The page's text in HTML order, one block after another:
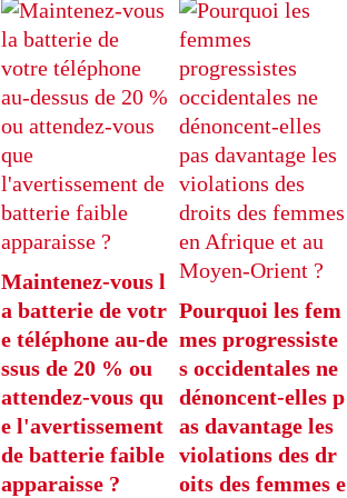
Maintenez-vous l
a batterie de votr
e téléphone au-de
ssus de 20 % ou
attendez-vous qu
e l'avertissement
de batterie faible
apparaisse ?
Pourquoi les fem
mes progressiste
s occidentales ne
dénoncent-elles p
as davantage les
violations des dr
oits des femmes e